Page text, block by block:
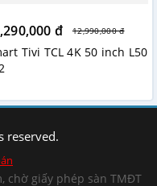
đ 12,990,000 đ
Tivi TCL 4K 50 inch L50
reserved.
chờ giấy phép sàn TMĐT